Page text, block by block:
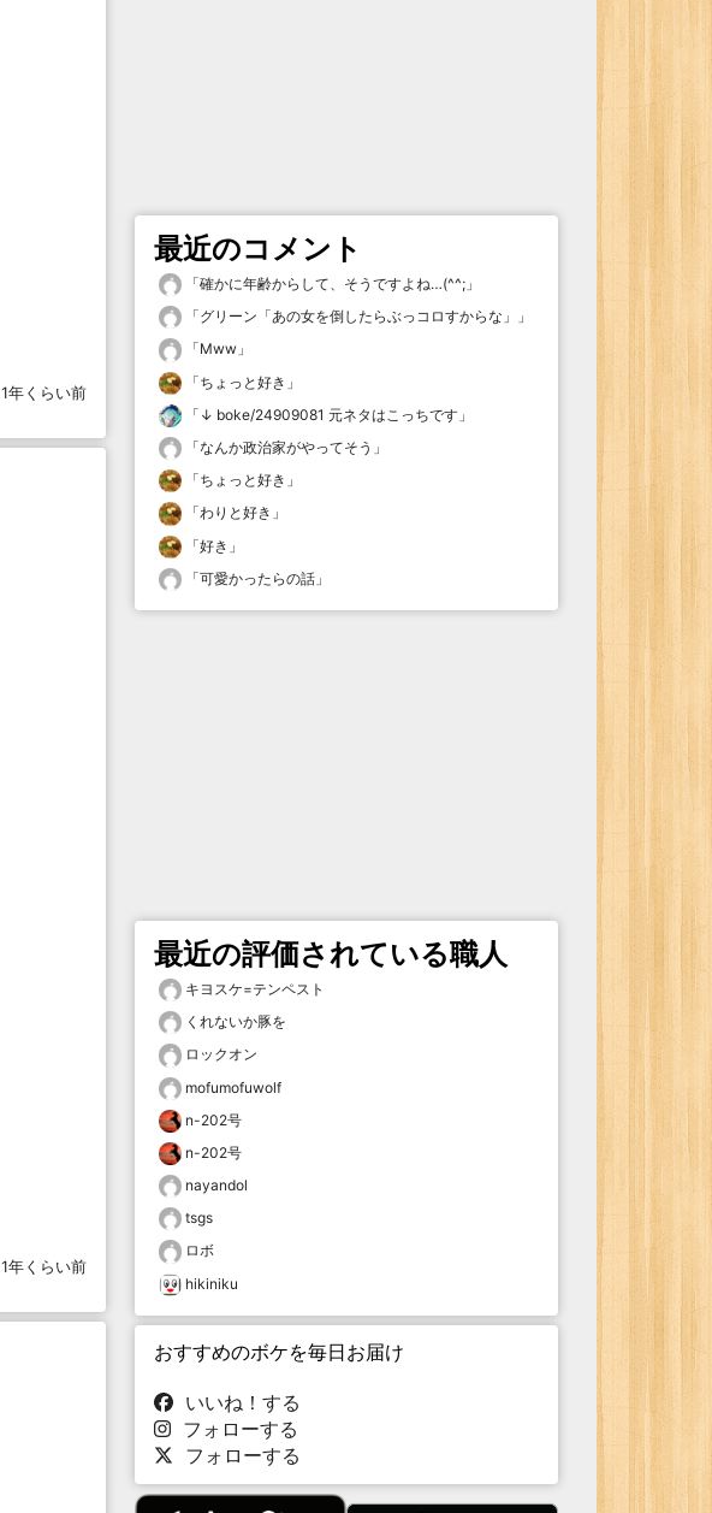
1年くらい前
1年くらい前
最近のコメント
「確かに年齢からして、そうですよね…(^^; 」
「グリーン「あの女を倒したらぶっコロすからな」
」
「Mww 」
「ちょっと好き 」
「 ↓ boke/24909081 元ネタはこっちです 」
「なんか政治家がやってそう 」
「ちょっと好き 」
「わりと好き 」
「好き 」
「可愛かったらの話 」
最近の評価されている職人
キヨスケ=テンペスト
くれないか豚を
ロックオン
mofumofuwolf
n-202号
n-202号
nayandol
tsgs
ロボ
hikiniku
おすすめのボケを毎日お届け
いいね！する
フォローする
フォローする